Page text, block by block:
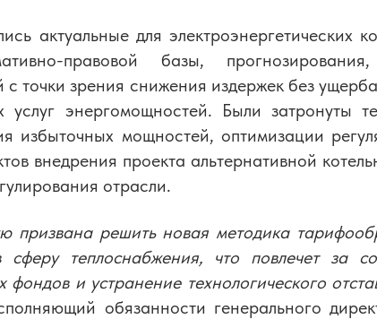
актуальные для электроэнергетических
правовой базы,
с точки зрения снижения издержек без
услуг энергомощностей. Были затронуты
избыточных мощностей, оптимизации
внедрения проекта альтернативной
отрасли.
призвана решить новая методика
сферу теплоснабжения, что повлечет за
фондов и устранение технологического
обязанности генерального